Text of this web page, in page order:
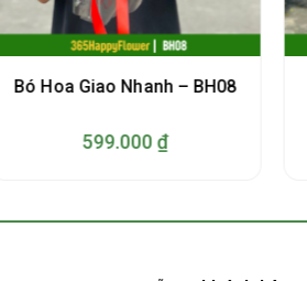
Bó Hoa Giao Nhanh – BH08
599.000 ₫